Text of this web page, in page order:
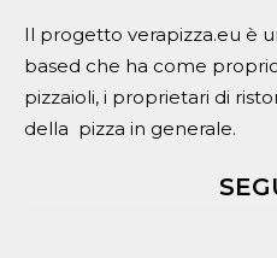
Il progetto verapizza.eu è
based che ha come
pizzaioli, i proprietari di
della pizza in generale.